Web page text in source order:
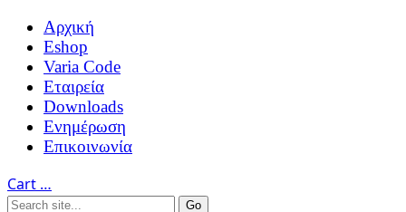
Αρχική
Eshop
Varia Code
Εταιρεία
Downloads
Ενημέρωση
Επικοινωνία
Cart …